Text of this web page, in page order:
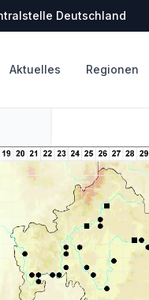
Deutschland
Aktuelles Regionen